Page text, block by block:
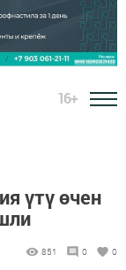
16+
үтү өчен
851 0 0